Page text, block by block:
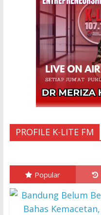
PROFILE K-LITE FM
Popular